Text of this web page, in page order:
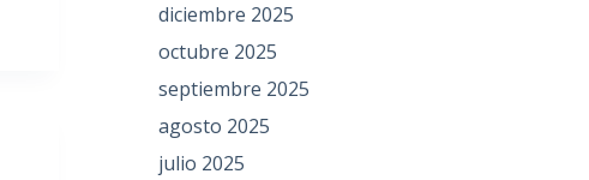
diciembre 2025
octubre 2025
septiembre 2025
agosto 2025
julio 2025